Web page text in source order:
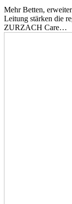
Mehr Betten,
Leitung stärken die
ZURZACH Care…